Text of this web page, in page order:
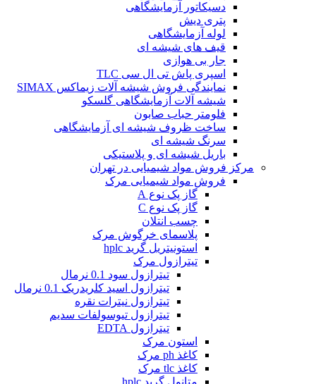
دسیکاتور آزمایشگاهی
پتری دیش
لوله آزمایشگاهی
قیف های شیشه ای
جار بی هوازی
اسپری پاش تی ال سی TLC
نمایندگی فروش شیشه آلات زیماکس SIMAX
شیشه آلات آزمایشگاهی گلسکو
فلومتر حباب صابون
ساخت ظروف شیشه ای آزمایشگاهی
سرنگ شیشه ای
باریل شیشه ای و پلاستیکی
مرکز فروش مواد شیمیایی در تهران
فروش مواد شیمیایی مرک
گاز پک نوع A
گاز پک نوع C
چسب انتلان
پلاسمای خرگوش مرک
استونیتریل گرید hplc
تیترازول مرک
تیترازول سود 0.1 نرمال
تیترازول اسید کلریدریک 0.1 نرمال
تیترازول نیترات نقره
تیترازول تیوسولفات سدیم
تیترازول EDTA
استون مرک
کاغذ ph مرک
کاغذ tlc مرک
متانول گرید hplc